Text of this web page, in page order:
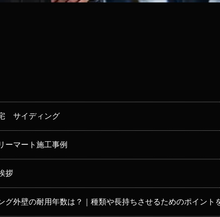
サイディング
ーマート施工事例
拶
グ外壁の耐用年数は？｜種類や長持ちさせるためのポイント